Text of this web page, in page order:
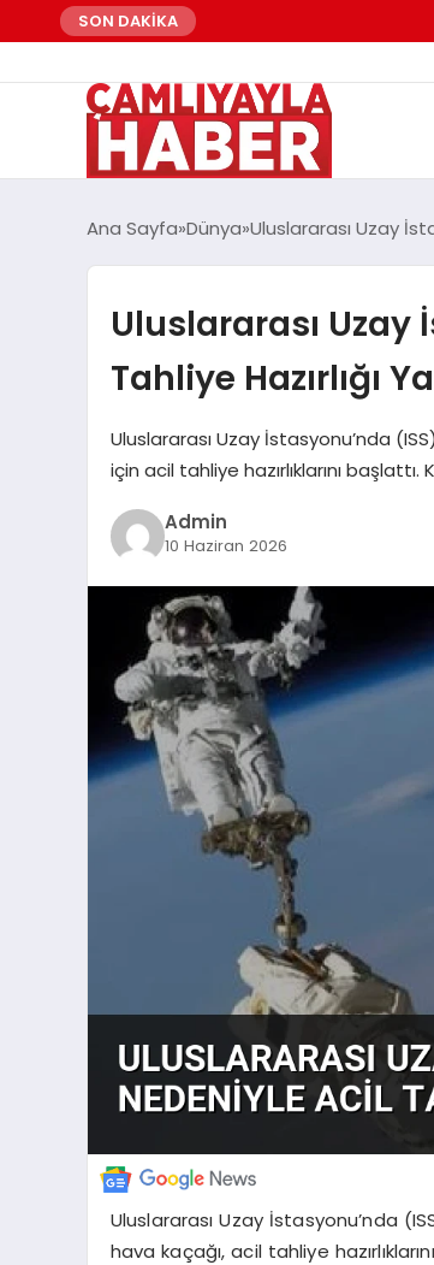
SON DAKİKA
Ana Sayfa Dünya Uluslararası Uzay
Uluslararası
Tahliye Hazırlığı
Uluslararası Uzay İstasyonu’nda
için acil tahliye hazırlıklarını
Admin
10 Haziran 2026
Uluslararası Uzay İstasyonu’nda
hava kaçağı, acil tahliye